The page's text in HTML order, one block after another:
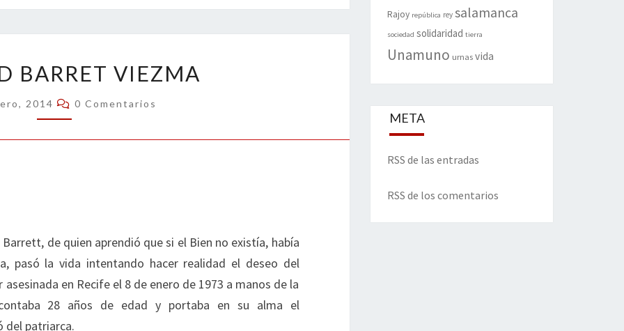
BARRET
VIEZMA
BARRET VIEZMA
2014 Comentarios
0 Comentarios
de quien aprendió que si el Bien no existía, había
pasó la vida intentando hacer realidad el deseo del
en Recife el 8 de enero de 1973 a manos de la
28 años de edad y portaba en su alma el
del patriarca.
Rajoy república rey salamanca
sociedad solidaridad tierra
Unamuno urnas vida
META
RSS de las entradas
RSS de los comentarios